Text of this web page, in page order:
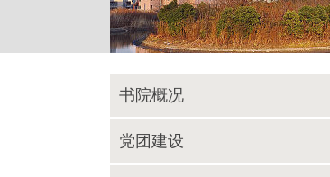
书院概况
党团建设